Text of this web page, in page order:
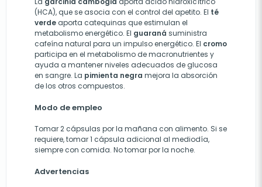
(HCA), que se asocia con el control del apetito. El té
verde aporta catequinas que estimulan el
metabolismo energético. El guaraná suministra
cafeína natural para un impulso energético. El cromo
participa en el metabolismo de macronutrientes y
ayuda a mantener niveles adecuados de glucosa
en sangre. La pimienta negra mejora la absorción
de los otros compuestos.
Modo de empleo
Tomar 2 cápsulas por la mañana con alimento. Si se
requiere, tomar 1 cápsula adicional al mediodía,
siempre con comida. No tomar por la noche.
Advertencias